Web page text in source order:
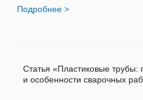
Подробнее >
Статья «Пластиковые трубы:
и особенности сварочных